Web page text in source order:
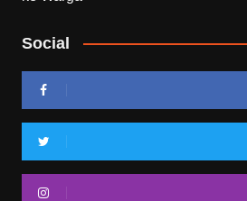
Social